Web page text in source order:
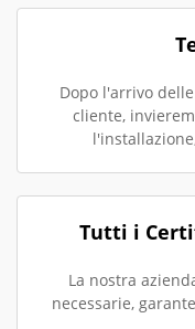
Dopo l'arrivo
cliente,
Tutti i
La nostra
necessarie,